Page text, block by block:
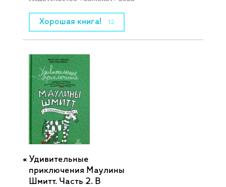
Хорошая книга! 12
Удивительные
приключения Маулины
Шмитт. Часть 2. В